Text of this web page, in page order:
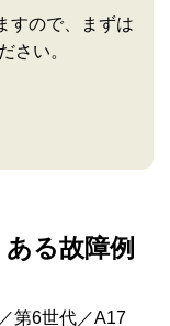
すので、まずは
さい。
る故障例
第6世代／A17